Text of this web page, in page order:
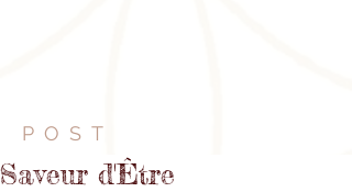
POST
Saveur d'Être